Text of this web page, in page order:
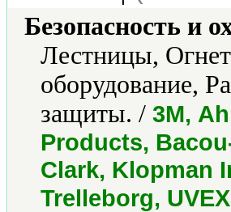
Безопасность и
Лестницы,
оборудование,
защиты. / 3М,
Products,
Clark, Klopman
Trelleborg, UVEX